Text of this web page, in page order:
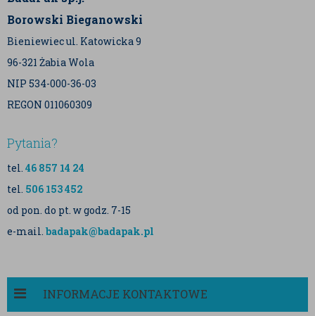
Borowski Bieganowski
Bieniewiec ul. Katowicka 9
96-321 Żabia Wola
NIP 534-000-36-03
REGON 011060309
Pytania?
tel. 46 857 14 24
tel. 506 153 452
od pon. do pt. w godz. 7-15
e-mail. badapak@badapak.pl
INFORMACJE KONTAKTOWE